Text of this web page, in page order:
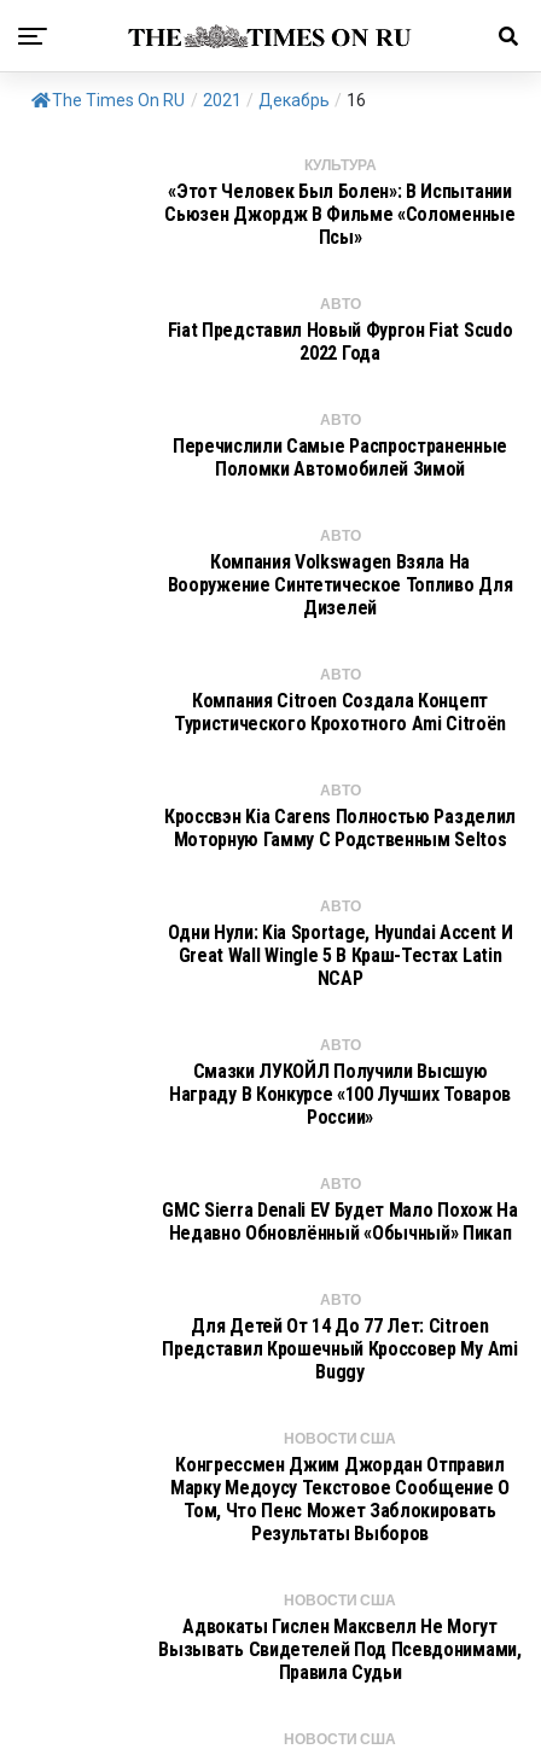
The Times On RU / 2021 / Декабрь / 16
КУЛЬТУРА
«Этот Человек Был Болен»: В Испытании
Сьюзен Джордж В Фильме «Соломенные
Псы»
АВТО
Fiat Представил Новый Фургон Fiat Scudo
2022 Года
АВТО
Перечислили Самые Распространенные
Поломки Автомобилей Зимой
АВТО
Компания Volkswagen Взяла На
Вооружение Синтетическое Топливо Для
Дизелей
АВТО
Компания Citroen Создала Концепт
Туристического Крохотного Ami Citroën
АВТО
Кроссвэн Kia Carens Полностью Разделил
Моторную Гамму С Родственным Seltos
АВТО
Одни Нули: Kia Sportage, Hyundai Accent И
Great Wall Wingle 5 В Краш-Тестах Latin
NCAP
АВТО
Смазки ЛУКОЙЛ Получили Высшую
Награду В Конкурсе «100 Лучших Товаров
России»
АВТО
GMC Sierra Denali EV Будет Мало Похож На
Недавно Обновлённый «обычный» Пикап
АВТО
Для Детей От 14 До 77 Лет: Citroen
Представил Крошечный Кроссовер My Ami
Buggy
НОВОСТИ США
Конгрессмен Джим Джордан Отправил
Марку Медоусу Текстовое Сообщение О
Том, Что Пенс Может Заблокировать
Результаты Выборов
НОВОСТИ США
Адвокаты Гислен Максвелл Не Могут
Вызывать Свидетелей Под Псевдонимами,
Правила Судьи
НОВОСТИ США